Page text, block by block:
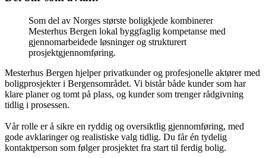
Som del av Norges største boligkjede kombinerer
Mesterhus Bergen lokal byggfaglig kompetanse med
gjennomarbeidede løsninger og strukturert
prosjektgjennomføring.
Mesterhus Bergen hjelper privatkunder og profesjonelle aktører med
boligprosjekter i Bergensområdet. Vi bistår både kunder som har
klare planer og tomt på plass, og kunder som trenger rådgivning
tidlig i prosessen.
Vår rolle er å sikre en ryddig og oversiktlig gjennomføring, med
gode avklaringer og realistiske valg tidlig. Du får én tydelig
kontaktperson som følger prosjektet fra start til ferdig bolig.